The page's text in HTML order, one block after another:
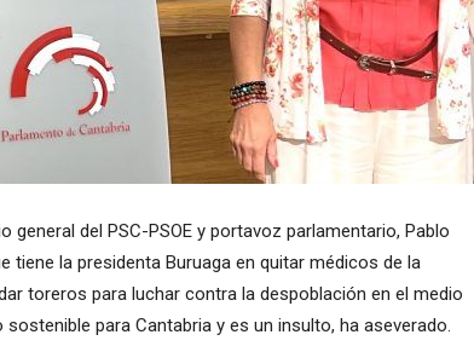
general del PSC-PSOE y portavoz parlamentario, Pablo
tiene la presidenta Buruaga en quitar médicos de la
toreros para luchar contra la despoblación en el medio
para Cantabria y es un insulto, ha aseverado.